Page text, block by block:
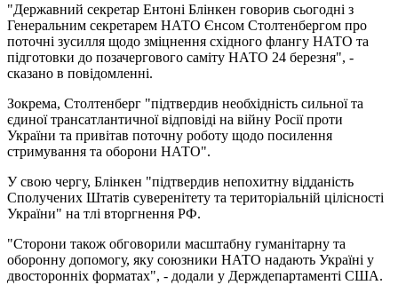
"Державний секретар Ентоні Блінкен говорив сьогодні з
Генеральним секретарем НАТО Єнсом Столтенбергом про
поточні зусилля щодо зміцнення східного флангу НАТО та
підготовки до позачергового саміту НАТО 24 березня", -
сказано в повідомленні.
Зокрема, Столтенберг "підтвердив необхідність сильної та
єдиної трансатлантичної відповіді на війну Росії проти
України та привітав поточну роботу щодо посилення
стримування та оборони НАТО".
У свою чергу, Блінкен "підтвердив непохитну відданість
Сполучених Штатів суверенітету та територіальній цілісності
України" на тлі вторгнення РФ.
"Сторони також обговорили масштабну гуманітарну та
оборонну допомогу, яку союзники НАТО надають Україні у
двосторонніх форматах", - додали у Держдепартаменті США.